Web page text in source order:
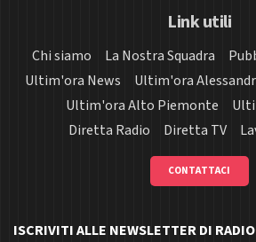
Link utili
Chi siamo La Nostra Squadra
Ultim'ora News
Ultim'ora
Ultim'ora Alto Piemonte
Diretta Radio
Diretta TV
CONTATTACI
ISCRIVITI ALLE NEWSLETTER DI